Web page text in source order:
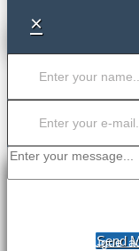
×
Send
Dolor aliquet augue